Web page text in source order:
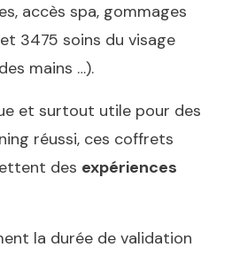
accès spa, gommages
3475 soins du visage
mains …).
et surtout utile pour des
réussi, ces coffrets
des expériences
la durée de validation